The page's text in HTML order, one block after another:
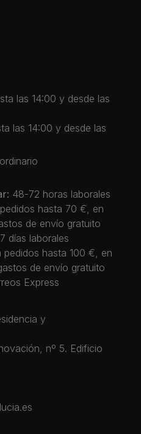
las 14:00 y desde las
las 14:00 y desde las
48-72 horas laborales
hasta 70 €, en
de envío gratuito
días laborales
pedidos hasta 100 €, en
de envío gratuito
Express
y
nº 5. Edificio